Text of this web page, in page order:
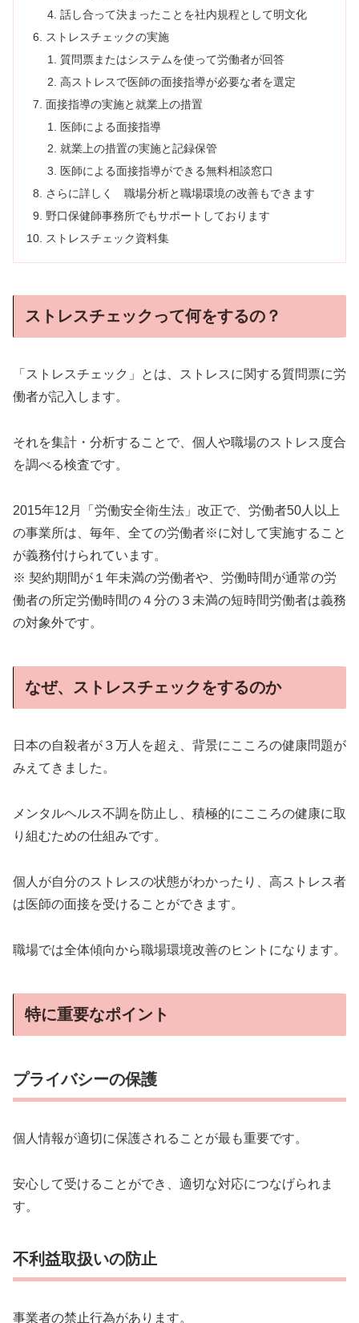
話し合って決まったことを社内規程として明文化
ストレスチェックの実施
質問票またはシステムを使って労働者が回答
高ストレスで医師の面接指導が必要な者を選定
面接指導の実施と就業上の措置
医師による面接指導
就業上の措置の実施と記録保管
医師による面接指導ができる無料相談窓口
さらに詳しく 職場分析と職場環境の改善もできます
野口保健師事務所でもサポートしております
ストレスチェック資料集
ストレスチェックって何をするの？
「ストレスチェック」とは、ストレスに関する質問票に労
働者が記入します。
それを集計・分析することで、個人や職場のストレス度合
を調べる検査です。
2015年12月「労働安全衛生法」改正で、労働者50人以上
の事業所は、毎年、全ての労働者※に対して実施すること
が義務付けられています。
※ 契約期間が１年未満の労働者や、労働時間が通常の労
働者の所定労働時間の４分の３未満の短時間労働者は義務
の対象外です。
なぜ、ストレスチェックをするのか
日本の自殺者が３万人を超え、背景にこころの健康問題が
みえてきました。
メンタルヘルス不調を防止し、積極的にこころの健康に取
り組むための仕組みです。
個人が自分のストレスの状態がわかったり、高ストレス者
は医師の面接を受けることができます。
職場では全体傾向から職場環境改善のヒントになります。
特に重要なポイント
プライバシーの保護
個人情報が適切に保護されることが最も重要です。
安心して受けることができ、適切な対応につなげられま
す。
不利益取扱いの防止
事業者の禁止行為があります。